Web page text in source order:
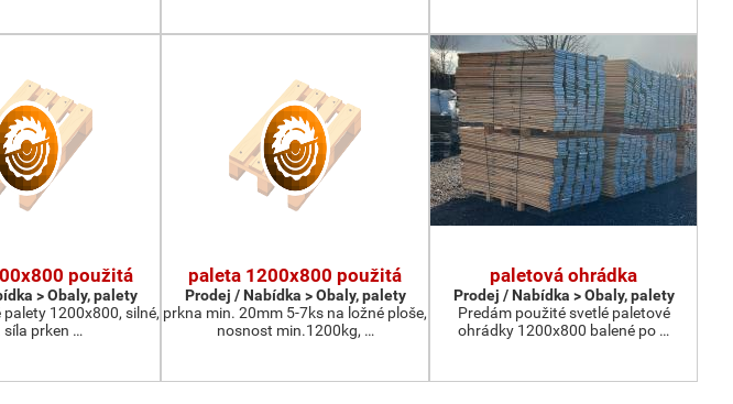
použitá
> Obaly, palety
1200x800, silné,
síla prken …
paleta 1200x800 použitá
Prodej / Nabídka > Obaly, palety
prkna min. 20mm 5-7ks na ložné ploše,
nosnost min.1200kg, …
paletová ohrádka
Prodej / Nabídka > Obaly, palety
Predám použité svetlé paletové
ohrádky 1200x800 balené po …